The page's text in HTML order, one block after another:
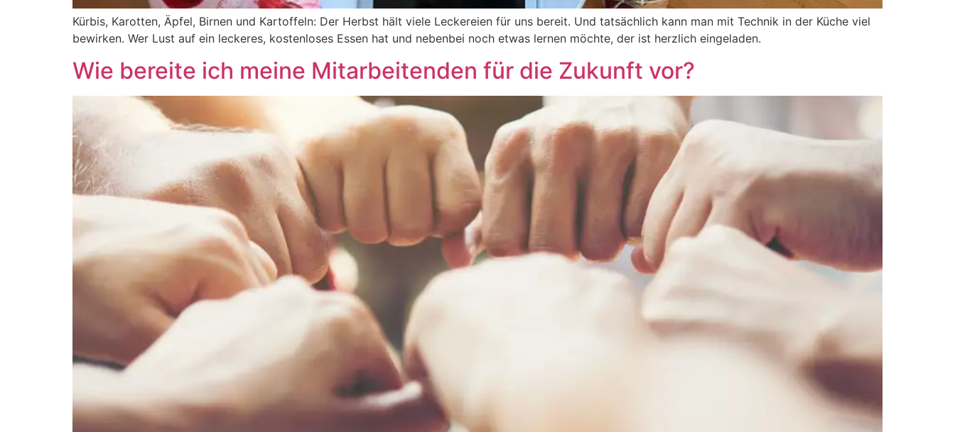
Kürbis, Karotten, Äpfel, Birnen und Kartoffeln: Der Herbst hält viele Leckereien für uns bereit. Und tatsächlich kann man mit Technik in der Küche viel
bewirken. Wer Lust auf ein leckeres, kostenloses Essen hat und nebenbei noch etwas lernen möchte, der ist herzlich eingeladen.
Wie bereite ich meine Mitarbeitenden für die Zukunft vor?